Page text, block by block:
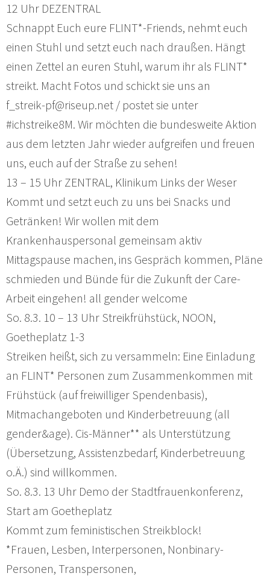
12 Uhr DEZENTRAL
Schnappt Euch eure FLINT*-Friends, nehmt euch
einen Stuhl und setzt euch nach draußen. Hängt
einen Zettel an euren Stuhl, warum ihr als FLINT*
streikt. Macht Fotos und schickt sie uns an
f_streik-pf@riseup.net / postet sie unter
#ichstreike8M. Wir möchten die bundesweite Aktion
aus dem letzten Jahr wieder aufgreifen und freuen
uns, euch auf der Straße zu sehen!
13 – 15 Uhr ZENTRAL, Klinikum Links der Weser
Kommt und setzt euch zu uns bei Snacks und
Getränken! Wir wollen mit dem
Krankenhauspersonal gemeinsam aktiv
Mittagspause machen, ins Gespräch kommen, Pläne
schmieden und Bünde für die Zukunft der Care-
Arbeit eingehen! all gender welcome
So. 8.3. 10 – 13 Uhr Streikfrühstück, NOON,
Goetheplatz 1-3
Streiken heißt, sich zu versammeln: Eine Einladung
an FLINT* Personen zum Zusammenkommen mit
Frühstück (auf freiwilliger Spendenbasis),
Mitmachangeboten und Kinderbetreuung (all
gender&age). Cis-Männer** als Unterstützung
(Übersetzung, Assistenzbedarf, Kinderbetreuung
o.Ä.) sind willkommen.
So. 8.3. 13 Uhr Demo der Stadtfrauenkonferenz,
Start am Goetheplatz
Kommt zum feministischen Streikblock!
*Frauen, Lesben, Interpersonen, Nonbinary-
Personen, Transpersonen,